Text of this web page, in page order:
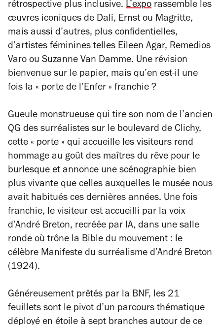
rétrospective plus inclusive. L’expo rassemble les
œuvres iconiques de Dalí, Ernst ou Magritte,
mais aussi d’autres, plus confidentielles,
d’artistes féminines telles Eileen Agar, Remedios
Varo ou Suzanne Van Damme. Une révision
bienvenue sur le papier, mais qu’en est-il une
fois la « porte de l’Enfer » franchie ?
Gueule monstrueuse qui tire son nom de l’ancien
QG des surréalistes sur le boulevard de Clichy,
cette « porte » qui accueille les visiteurs rend
hommage au goût des maîtres du rêve pour le
burlesque et annonce une scénographie bien
plus vivante que celles auxquelles le musée nous
avait habitués ces dernières années. Une fois
franchie, le visiteur est accueilli par la voix
d’André Breton, recréée par IA, dans une salle
ronde où trône la Bible du mouvement : le
célèbre Manifeste du surréalisme d’André Breton
(1924).
Généreusement prêtés par la BNF, les 21
feuillets sont le pivot d’un parcours thématique
déployé en étoile à sept branches autour de ce